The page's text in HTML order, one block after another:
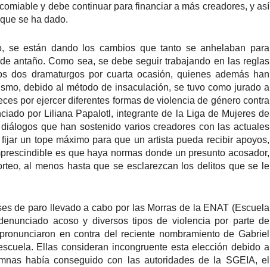
y debe continuar para financiar a más creadores, y así
se ha dado.
se están dando los cambios que tanto se anhelaban para
antaño. Como sea, se debe seguir trabajando en las reglas
dos dramaturgos por cuarta ocasión, quienes además han
debido al método de insaculación, se tuvo como jurado a
por ejercer diferentes formas de violencia de género contra
por Liliana Papalotl, integrante de la Liga de Mujeres de
que han sostenido varios creadores con las actuales
un tope máximo para que un artista pueda recibir apoyos,
es que haya normas donde un presunto acosador,
al menos hasta que se esclarezcan los delitos que se le
de paro llevado a cabo por las Morras de la ENAT (Escuela
acoso y diversos tipos de violencia por parte de
en contra del reciente nombramiento de Gabriel
Ellas consideran incongruente esta elección debido a
había conseguido con las autoridades de la SGEIA, el
creativo de Frida Kahlo, el
entrada gratuita, y la presentación de la
unipersonal de Humberto Robles,
por Laura Azcurra
no caben en un marco ni se agotan en un
color, refugio y trinchera. Vidas que, aún
siguen hablando al oído.
Vida - São Paulo
agosto
e radiante toma o palco para celebrar o
vibrante, repleta da poesia e da
prepara um jantar para convidados
sua trajetória, trazendo à cena
paixões e feridas que moldaram